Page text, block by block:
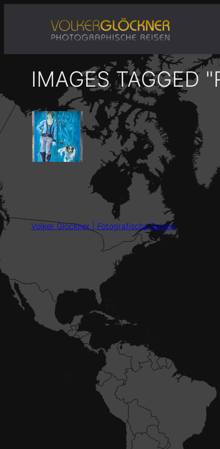
IMAGES TAGGED
Volker Glöckner | Fotografische Reisen